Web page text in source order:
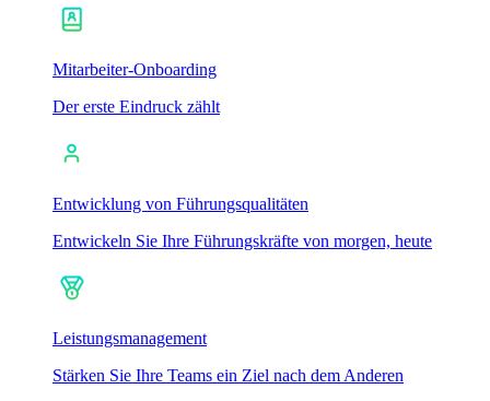
Mitarbeiter-Onboarding
Der erste Eindruck zählt
Entwicklung von Führungsqualitäten
Entwickeln Sie Ihre Führungskräfte von morgen, heute
Leistungsmanagement
Stärken Sie Ihre Teams ein Ziel nach dem Anderen